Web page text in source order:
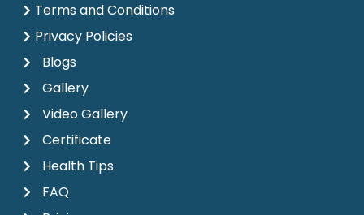
Terms and Conditions
Privacy Policies
Blogs
Gallery
Video Gallery
Certificate
Health Tips
FAQ